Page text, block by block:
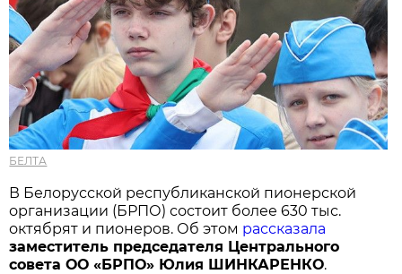
БЕЛТА
В Белорусской республиканской пионерской
организации (БРПО) состоит более 630 тыс.
октябрят и пионеров. Об этом рассказала
заместитель председателя Центрального
совета ОО «БРПО» Юлия ШИНКАРЕНКО.